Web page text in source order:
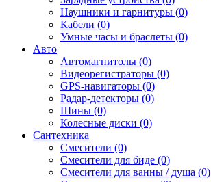
Наушники и гарнитуры (0)
Кабели (0)
Умные часы и браслеты (0)
Авто
Автомагнитолы (0)
Видеорегистраторы (0)
GPS-навигаторы (0)
Радар-детекторы (0)
Шины (0)
Колесные диски (0)
Сантехника
Смесители (0)
Смесители для биде (0)
Смесители для ванны / душа (0)